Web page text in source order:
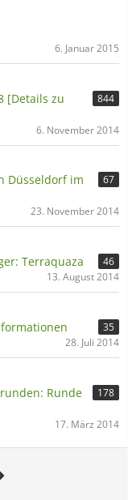
6. Januar 2015
[Details zu
844
6. November 2014
Düsseldorf im
67
23. November 2014
Terraquaza
46
13. August 2014
35
28. Juli 2014
Runde
178
17. März 2014